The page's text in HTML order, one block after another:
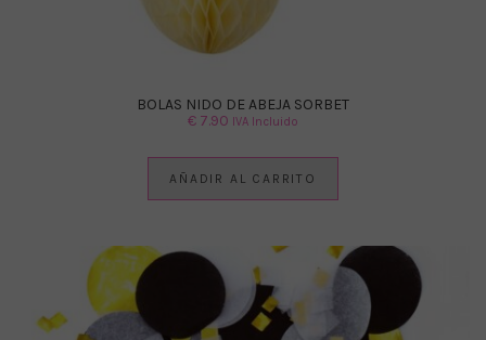
BOLAS NIDO DE ABEJA SORBET
€ 7.90 IVA Incluido
AÑADIR AL CARRITO